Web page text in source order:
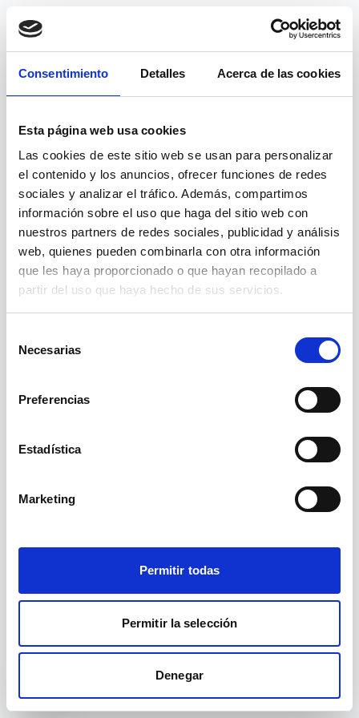
Consentimiento Detalles Acerca de las cookies
Esta página web usa cookies
Las cookies de este sitio web se usan para personalizar
el contenido y los anuncios, ofrecer funciones de redes
sociales y analizar el tráfico. Además, compartimos
información sobre el uso que haga del sitio web con
nuestros partners de redes sociales, publicidad y análisis
web, quienes pueden combinarla con otra información
que les haya proporcionado o que hayan recopilado a
partir del uso que haya hecho de sus servicios.
Necesarias
Preferencias
Estadística
Marketing
Permitir todas
Permitir la selección
Denegar
404
Página no encontrada
La ruta /curso/actuaciones-en-primeros-auxilios/
no